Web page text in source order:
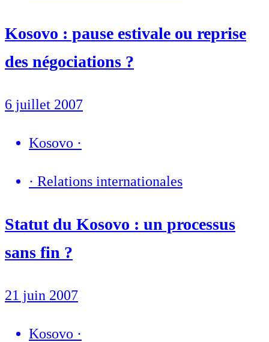
Kosovo : pause estivale ou reprise
des négociations ?
6 juillet 2007
Kosovo ·
· Relations internationales
Statut du Kosovo : un processus
sans fin ?
21 juin 2007
Kosovo ·